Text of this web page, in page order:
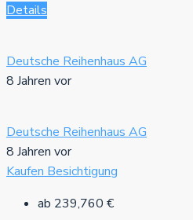
Details
Deutsche Reihenhaus AG
8 Jahren vor
Deutsche Reihenhaus AG
8 Jahren vor
Kaufen Besichtigung
ab 239,760 €